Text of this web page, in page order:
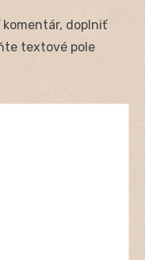
doplniť
textové pole